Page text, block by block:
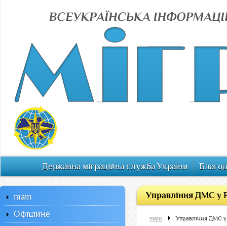
Державна міграційна служба України
Управління ДМС у
main Управління ДМС у
main
Офiцiйне